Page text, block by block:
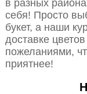
в разных
себя! Просто
букет, а наши
доставке
пожеланиями,
приятнее!